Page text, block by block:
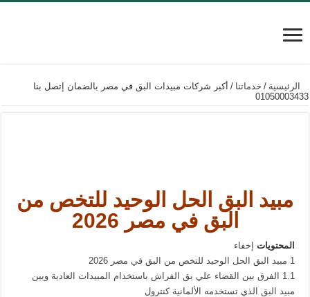
الرئيسية / خدماتنا / أكبر شركات مبيدات البق في مصر بالضمان إتصل بنا
01050003433
مبيد البق الحل الوحيد للتخص من
البق في مصر 2026
المحتويات إخفاء
1 مبيد البق الحل الوحيد للتخص من البق في مصر 2026
1.1
الفرق بين القضاء علي بق الفراش باستخدام المبيدات العادية وبين
مبيد البق الذي تستخدمه الألمانية كنترول